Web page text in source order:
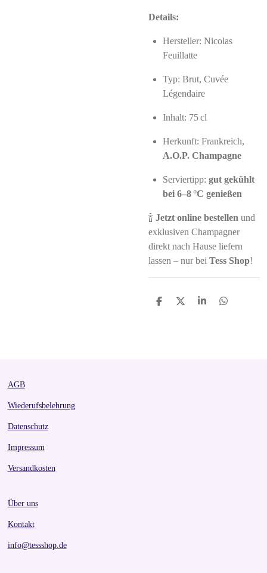
Details:
Hersteller: Nicolas
Feuillatte
Typ: Brut, Cuvée
Légendaire
Inhalt: 75 cl
Herkunft: Frankreich,
A.O.P. Champagne
Serviertipp: gut gekühlt
bei 6–8 °C genießen
🍾 Jetzt online bestellen und
exklusiven Champagner
direkt nach Hause liefern
lassen – nur bei Tess Shop!
S
S
S
S
AGB
Wiederufsbelehrung
Datenschutz
Impressum
Versandkosten
Über uns
Kontakt
info@tessshop.de